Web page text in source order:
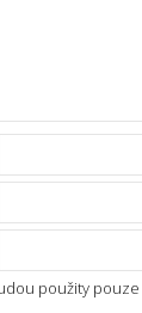
použity